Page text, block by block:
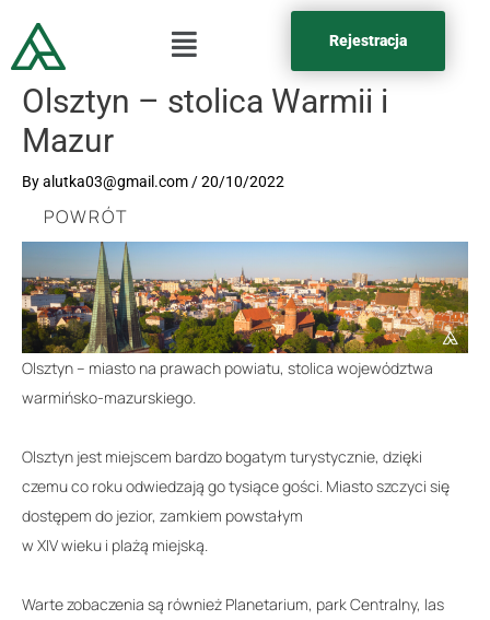
Rejestracja
Olsztyn – stolica Warmii i
Mazur
Byalutka03@gmail.com /20/10/2022
POWRÓT
Olsztyn – miasto na prawach powiatu, stolica województwa
warmińsko-mazurskiego.
Olsztyn jest miejscem bardzo bogatym turystycznie, dzięki
czemu co roku odwiedzają go tysiące gości. Miasto szczyci się
dostępem do jezior, zamkiem powstałym
w XIV wieku i plażą miejską.
Warte zobaczenia są również Planetarium, park Centralny, las